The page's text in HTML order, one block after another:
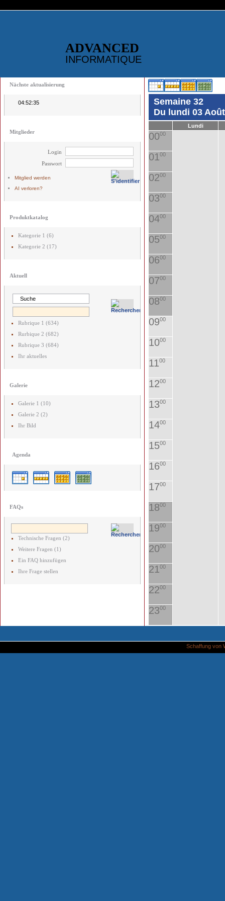
ADVANCED
INFORMATIQUE
Nächste aktualisierung
04:52:35
Mitglieder
Login
Passwort
Mitglied werden
AI verloren?
Produktkatalog
Kategorie 1 (6)
Kategorie 2 (17)
Aktuell
Rubrique 1 (634)
Rurbique 2 (682)
Rubrique 3 (684)
Ihr aktuelles
Galerie
Galerie 1 (10)
Galerie 2 (2)
Ihr Bild
Agenda
FAQs
Technische Fragen (2)
Weitere Fragen (1)
Ein FAQ hinzufügen
Ihre Frage stellen
Semaine 32
Du lundi 03
Lundi
0000
0100
0200
0300
0400
0500
0600
0700
0800
0900
1000
1100
1200
1300
1400
1500
1600
1700
1800
1900
2000
2100
2200
2300
Schaffung von